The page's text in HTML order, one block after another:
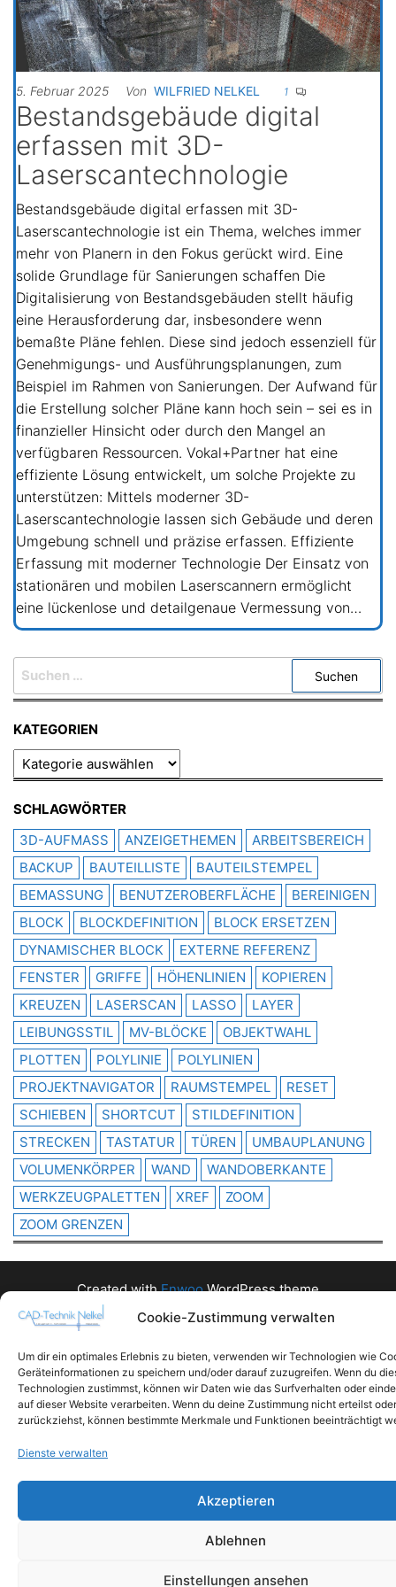
Cookie-Zustimmung verwalten
Um dir ein optimales Erlebnis zu bieten, verwenden wir Technologien wie
Geräteinformationen zu speichern und/oder darauf zuzugreifen. Wenn du
Technologien zustimmst, können wir Daten wie das Surfverhalten oder
auf dieser Website verarbeiten. Wenn du deine Zustimmung nicht erteilst oder
zurückziehst, können bestimmte Merkmale und Funktionen beeinträchtigt
Dienste verwalten
Akzeptieren
Ablehnen
Einstellungen ansehen
5. Februar 2025 Von WILFRIED NELKEL 1
Bestandsgebäude digital
erfassen mit 3D-
Laserscantechnologie
Bestandsgebäude digital erfassen mit 3D-
Laserscantechnologie ist ein Thema, welches immer
mehr von Planern in den Fokus gerückt wird. Eine
solide Grundlage für Sanierungen schaffen Die
Digitalisierung von Bestandsgebäuden stellt häufig
eine Herausforderung dar, insbesondere wenn
bemaßte Pläne fehlen. Diese sind jedoch essenziell für
Genehmigungs- und Ausführungsplanungen, zum
Beispiel im Rahmen von Sanierungen. Der Aufwand für
die Erstellung solcher Pläne kann hoch sein – sei es in
finanzieller Hinsicht oder durch den Mangel an
verfügbaren Ressourcen. Vokal+Partner hat eine
effiziente Lösung entwickelt, um solche Projekte zu
unterstützen: Mittels moderner 3D-
Laserscantechnologie lassen sich Gebäude und deren
Umgebung schnell und präzise erfassen. Effiziente
Erfassung mit moderner Technologie Der Einsatz von
stationären und mobilen Laserscannern ermöglicht
eine lückenlose und detailgenaue Vermessung von…
KATEGORIEN
KATEGORIEN
SCHLAGWÖRTER
3D-AUFMASS
ANZEIGETHEMEN
ARBEITSBEREICH
BACKUP
BAUTEILLISTE
BAUTEILSTEMPEL
BEMASSUNG
BENUTZEROBERFLÄCHE
BEREINIGEN
BLOCK
BLOCKDEFINITION
BLOCK ERSETZEN
DYNAMISCHER BLOCK
EXTERNE REFERENZ
FENSTER
GRIFFE HÖHENLINIEN
KOPIEREN
KREUZEN
LASERSCAN LASSO
LAYER
LEIBUNGSSTIL
MV-BLÖCKE
OBJEKTWAHL
PLOTTEN
POLYLINIE
POLYLINIEN
PROJEKTNAVIGATOR
RAUMSTEMPEL
RESET
SCHIEBEN
SHORTCUT
STILDEFINITION
STRECKEN
TASTATUR TÜREN
UMBAUPLANUNG
VOLUMENKÖRPER
WAND
WANDOBERKANTE
WERKZEUGPALETTEN
XREF
ZOOM
ZOOM GRENZEN
Created withEnwooWordPress theme